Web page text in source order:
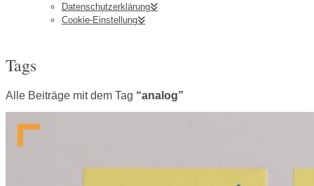
Datenschutzerklärung
Cookie-Einstellung
Tags
Alle Beiträge mit dem Tag “analog”